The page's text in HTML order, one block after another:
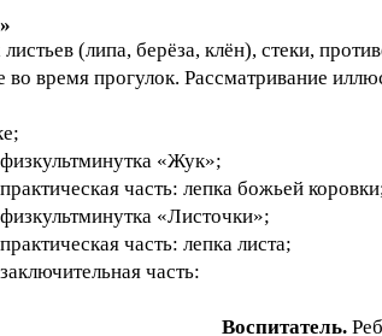
(липа, берёза, клён), стеки,
прогулок. Рассматривание
физкультминутка «Жук»;
практическая часть: лепка божьей
физкультминутка «Листочки»;
практическая часть: лепка листа;
заключительная часть:
Воспитатель.